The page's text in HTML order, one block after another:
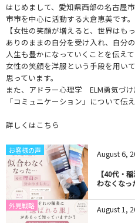
はじめまして、愛知県西部の名古屋
市市を中心に活動する大倉恵美です。
【女性の笑顔が増えると、世界はも
ありのままの自分を受け入れ、自分
人生も豊かになっていくことを伝え
女性の笑顔を洋服という手段を用い
思っています。
また、アドラー心理学 ELM勇気づ
「コミュニケーション」について伝
詳しくはこちら
お客様の声 August6,
【40代・
わなくなっ
外見戦略 August 1 ,